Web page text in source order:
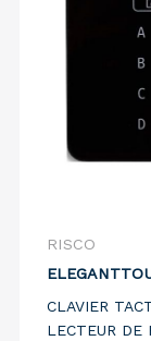
RISCO
CLAVIER
LECTEUR DE